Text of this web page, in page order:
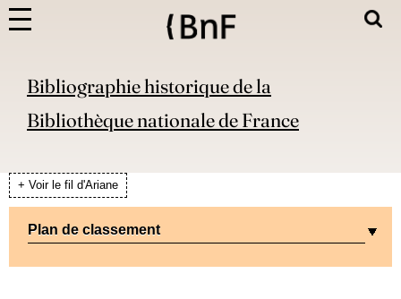
Bibliographie historique de la
Bibliothèque nationale de France
+ Voir le fil d'Ariane
Plan de classement